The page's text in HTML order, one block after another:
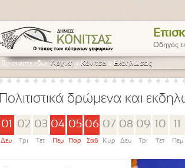
Οδηγός
Βρίσκεστε εδώ:Αρχική » Κόνιτσα » Εκδηλώσεις
Πολιτιστικά δρώμενα και
01
Δευ
02
Τρι
03
Τετ
04
Πεμ
05
Παρ
06
Σαβ
07
Κυρ
08
Δευ
09
Τρι
10
Τετ Πεμ